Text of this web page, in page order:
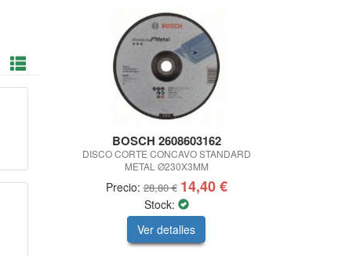
BOSCH 2608603162
DISCO CORTE CONCAVO STANDARD
METAL Ø230X3MM
Precio:28,80 € 14,40 €
Stock:
Ver detalles